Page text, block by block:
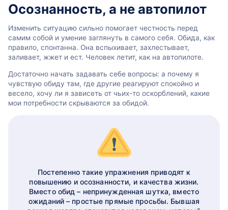
Осознанность, а не автопилот
Изменить ситуацию сильно помогает честность перед
самим собой и умение заглянуть в самого себя. Обида, как
правило, спонтанна. Она вспыхивает, захлестывает,
заливает, жжет и ест. Человек летит, как на автопилоте.
Достаточно начать задавать себе вопросы: а почему я
чувствую обиду там, где другие реагируют спокойно и
весело, хочу ли я зависеть от чьих-то оскорблений, какие
мои потребности скрываются за обидой.
Постепенно такие упражнения приводят к
повышению и осознанности, и качества жизни.
Вместо обид – непринужденная шутка, вместо
ожиданий – простые прямые просьбы. Бывшая